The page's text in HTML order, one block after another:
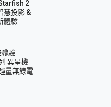
2
慧投影 &
體驗
驗
異星機
量無線電